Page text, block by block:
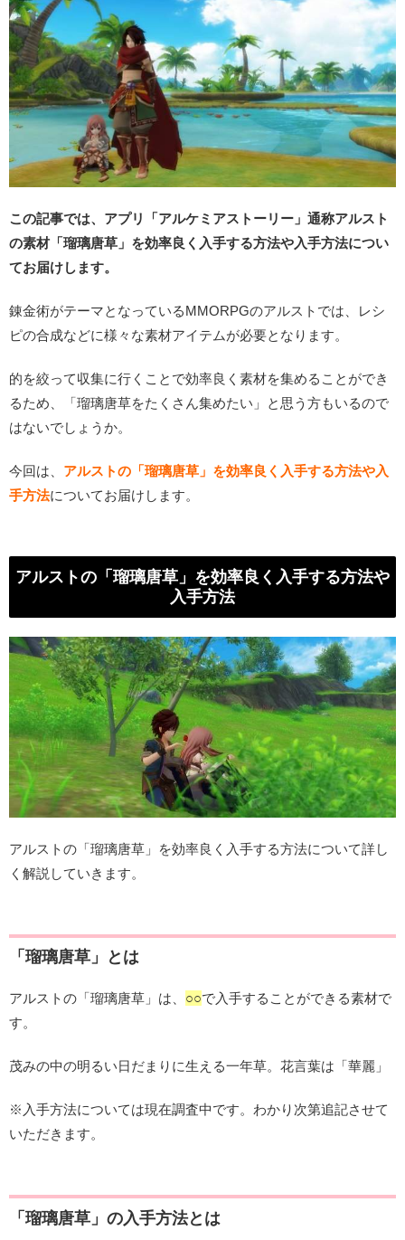
この記事では、アプリ「アルケミアストーリー」通称アルスト
の素材「瑠璃唐草」を効率良く入手する方法や入手方法につい
てお届けします。
錬金術がテーマとなっているMMORPGのアルストでは、レシ
ピの合成などに様々な素材アイテムが必要となります。
的を絞って収集に行くことで効率良く素材を集めることができ
るため、「瑠璃唐草をたくさん集めたい」と思う方もいるので
はないでしょうか。
今回は、 アルストの「瑠璃唐草」を効率良く入手する方法や入
手方法についてお届けします。
アルストの「瑠璃唐草」を効率良く入手する方法や
入手方法
アルストの「瑠璃唐草」を効率良く入手する方法について詳し
く解説していきます。
「瑠璃唐草」とは
アルストの「瑠璃唐草」は、 ○○で入手することができる素材で
す。
茂みの中の明るい日だまりに生える一年草。花言葉は「華麗」
※入手方法については現在調査中です。わかり次第追記させて
いただきます。
「瑠璃唐草」の入手方法とは